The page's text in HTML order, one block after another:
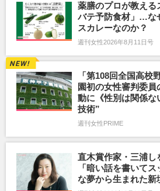
薬膳のプロが教える
バテ予防食材」…な
スカレーなのか？
週刊女性2026年8月11日号
「第108回全国高校
園初の女性審判委
動に《性別は関係な
技術”
週刊女性PRIME
直木賞作家・三浦し
「暗い話を書いて
な夢から生まれた新